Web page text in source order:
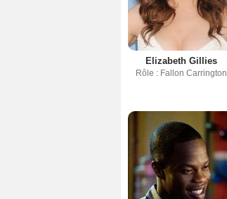
Elizabeth Gillies
Rôle : Fallon Carrington